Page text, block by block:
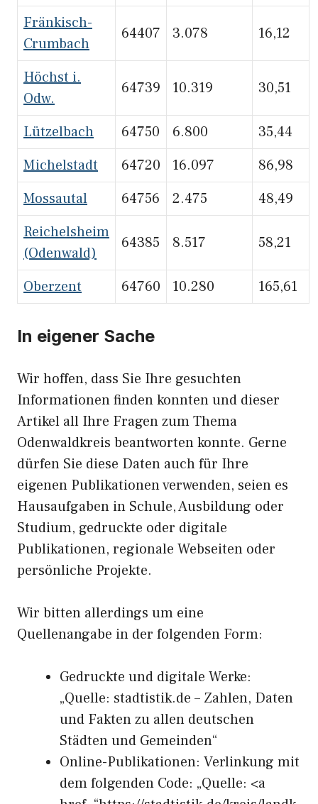
Fränkisch-
Crumbach
64407 3.078 16,12
Höchst i.
Odw.
64739 10.319 30,51
Lützelbach 64750 6.800
35,44
Michelstadt
64720 16.097
86,98
Mossautal
64756 2.475
48,49
Reichelsheim
(Odenwald)
64385 8.517 58,21
Oberzent 64760 10.280 165,61
In eigener Sache
Wir hoffen, dass Sie Ihre gesuchten
Informationen finden konnten und dieser
Artikel all Ihre Fragen zum Thema
Odenwaldkreis beantworten konnte. Gerne
dürfen Sie diese Daten auch für Ihre
eigenen Publikationen verwenden, seien es
Hausaufgaben in Schule, Ausbildung oder
Studium, gedruckte oder digitale
Publikationen, regionale Webseiten oder
persönliche Projekte.
Wir bitten allerdings um eine
Quellenangabe in der folgenden Form:
Gedruckte und digitale Werke:
„Quelle: stadtistik.de – Zahlen, Daten
und Fakten zu allen deutschen
Städten und Gemeinden“
Online-Publikationen: Verlinkung mit
dem folgenden Code: „Quelle: <a